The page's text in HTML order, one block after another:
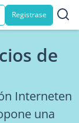
Registrase
de
Interneten
una